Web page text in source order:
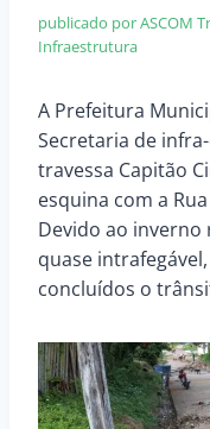
publicado por ASCOM
Infraestrutura
A Prefeitura
Secretaria de
travessa Capitão
esquina com a
Devido ao inverno
quase
concluídos o